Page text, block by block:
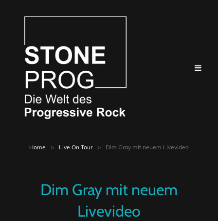
Home > Live On Tour > Dim Gray mit neuem Livevideo
Dim Gray mit neuem
Livevideo